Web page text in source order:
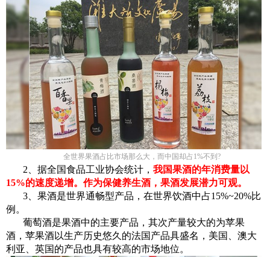
全世界果酒占比市场那么大，而中国却占1%不到?
2、据全国食品工业协会统计， 我国果酒的年消费量以
15%的速度递增。作为保健养生酒，果酒发展潜力可观。
3、果酒是世界通畅型产品，在世界饮酒中占15%~20%比
例。
葡萄酒是果酒中的主要产品，其次产量较大的为苹果
酒，苹果酒以生产历史悠久的法国产品具盛名，美国、澳大
利亚、英国的产品也具有较高的市场地位。